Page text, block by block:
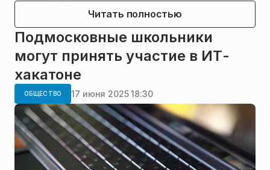
Читать полностью
Подмосковные школьники
могут принять участие в ИТ-
хакатоне
ОБЩЕСТВО 17 июня 2025 18:30